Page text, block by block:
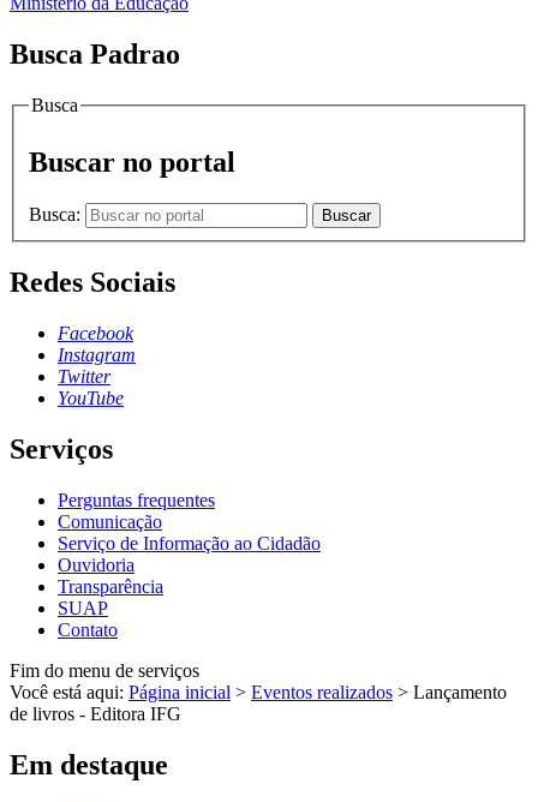
Busca Padrao
Busca
Buscar no portal
Busca: Buscar
Redes Sociais
Facebook
Instagram
Twitter
YouTube
Serviços
Perguntas frequentes
Comunicação
Serviço de Informação ao Cidadão
Ouvidoria
Transparência
SUAP
Contato
Fim do menu de serviços
Você está aqui: Página inicial > Eventos realizados > Lançamento
de livros - Editora IFG
Em destaque